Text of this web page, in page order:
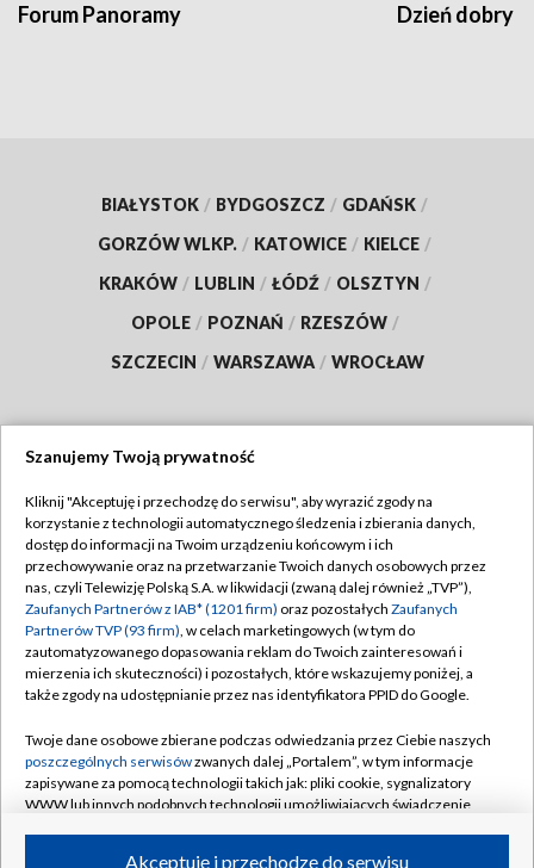
Forum Panoramy Dzień dobry
BIAŁYSTOK / BYDGOSZCZ / GDAŃSK /
GORZÓW WLKP. / KATOWICE / KIELCE /
KRAKÓW / LUBLIN / ŁÓDŹ / OLSZTYN /
OPOLE / POZNAŃ / RZESZÓW /
SZCZECIN / WARSZAWA / WROCŁAW
TVP
Abonament TVP
Emisja w TVP
Centrum informacji TVP
Naziemna Telewizja Cyfrowa
Rada Programowa
System NOS
Informacje o nadawcy
Regulamin TVP
Polityka prywatności
Moje zgody
Pomoc
Kontakt
Kanały
Szanujemy Twoją prywatność
Kliknij "Akceptuję i przechodzę do serwisu", aby wyrazić zgody na
korzystanie z technologii automatycznego śledzenia i zbierania danych,
dostęp do informacji na Twoim urządzeniu końcowym i ich
przechowywanie oraz na przetwarzanie Twoich danych osobowych przez
nas, czyli Telewizję Polską S.A. w likwidacji (zwaną dalej również „TVP”),
Zaufanych Partnerów z IAB* (1201 firm) oraz pozostałych Zaufanych
Partnerów TVP (93 firm), w celach marketingowych (w tym do
zautomatyzowanego dopasowania reklam do Twoich zainteresowań i
mierzenia ich skuteczności) i pozostałych, które wskazujemy poniżej, a
także zgody na udostępnianie przez nas identyfikatora PPID do Google.
Twoje dane osobowe zbierane podczas odwiedzania przez Ciebie naszych
poszczególnych serwisówzwanych dalej „Portalem”, w tym informacje
zapisywane za pomocą technologii takich jak: pliki cookie, sygnalizatory
WWW lub innych podobnych technologii umożliwiających świadczenie
Akceptuję i przechodzę do serwisu